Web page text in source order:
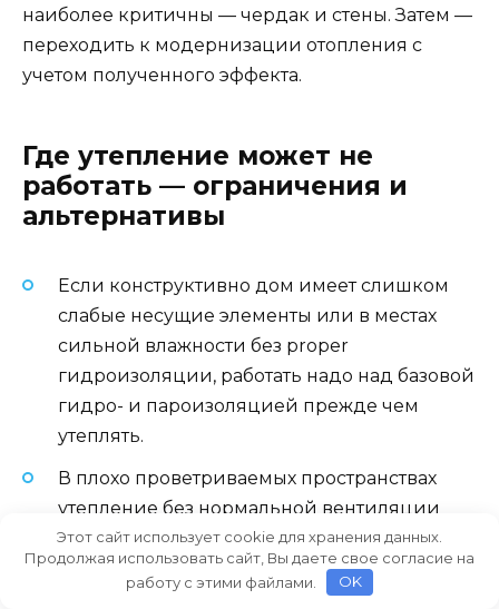
наиболее критичны — чердак и стены. Затем —
переходить к модернизации отопления с
учетом полученного эффекта.
Где утепление может не
работать — ограничения и
альтернативы
Если конструктивно дом имеет слишком
слабые несущие элементы или в местах
сильной влажности без proper
гидроизоляции, работать надо над базовой
гидро- и пароизоляцией прежде чем
утеплять.
В плохо проветриваемых пространствах
утепление без нормальной вентиляции
может привести к накоплению влаги и
плесени — здесь необходима продуманная
Этот сайт использует cookie для хранения данных.
Продолжая использовать сайт, Вы даете свое согласие на
работу с этими файлами.
OK